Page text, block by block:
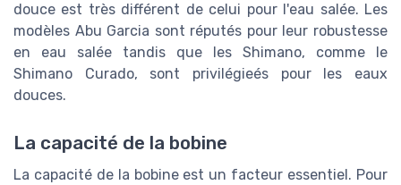
douce est très différent de celui pour l'eau salée. Les
modèles Abu Garcia sont réputés pour leur robustesse
en eau salée tandis que les Shimano, comme le
Shimano Curado, sont privilégieés pour les eaux
douces.
La capacité de la bobine
La capacité de la bobine est un facteur essentiel. Pour